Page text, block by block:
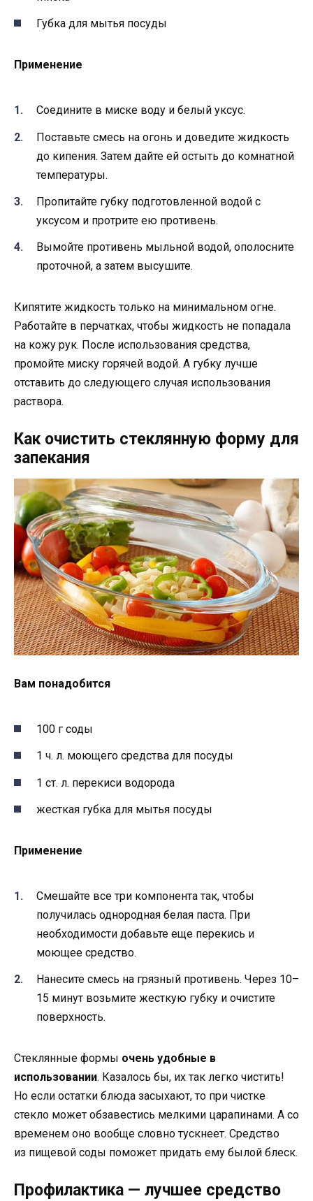
Губка для мытья посуды
Применение
Соедините в миске воду и белый уксус.
Поставьте смесь на огонь и доведите жидкость
до кипения. Затем дайте ей остыть до комнатной
температуры.
Пропитайте губку подготовленной водой с
уксусом и протрите ею противень.
Вымойте противень мыльной водой, ополосните
проточной, а затем высушите.
Кипятите жидкость только на минимальном огне.
Работайте в перчатках, чтобы жидкость не попадала
на кожу рук. После использования средства,
промойте миску горячей водой. А губку лучше
отставить до следующего случая использования
раствора.
Как очистить стеклянную форму для
запекания
Вам понадобится
100 г соды
1 ч. л. моющего средства для посуды
1 ст. л. перекиси водорода
жесткая губка для мытья посуды
Применение
Смешайте все три компонента так, чтобы
получилась однородная белая паста. При
необходимости добавьте еще перекись и
моющее средство.
Нанесите смесь на грязный противень. Через 10–
15 минут возьмите жесткую губку и очистите
поверхность.
Стеклянные формы очень удобные в
использовании. Казалось бы, их так легко чистить!
Но если остатки блюда засыхают, то при чистке
стекло может обзавестись мелкими царапинами. А со
временем оно вообще словно тускнеет. Средство
из пищевой соды поможет придать ему былой блеск.
Профилактика — лучшее средство